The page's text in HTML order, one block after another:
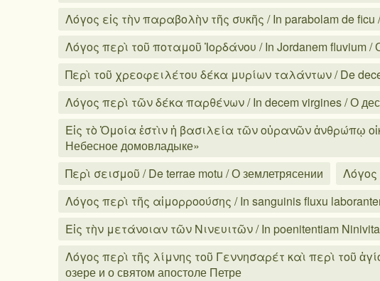
Λόγος εἰς τὴν παραβολὴν τῆς συκῆς / In parabolam de ficu
Λόγος περὶ τοῦ ποταμοῦ Ἰορδάνου / In Jordanem fluvium /
Περὶ τοῦ χρεοφειλέτου δέκα μυρίων ταλάντων / De
Λόγος περὶ τῶν δέκα παρθένων / In decem virgines / О
Εἰς τὸ Ὁμοία ἐστὶν ἡ βασιλεία τῶν οὐρανῶν ἀνθρώπῳ
Небесное домовладыке»
Περὶ σεισμοῦ / De terrae motu / О землетрясении
Λόγος
Λόγος περὶ τῆς αἱμορροούσης / In sanguinis fluxu
Εἰς τὴν μετάνοιαν τῶν Νινευιτῶν / In poenitentiam
Λόγος περὶ τῆς λίμνης τοῦ Γεννησαρέτ καὶ περὶ τοῦ
озере и о святом апостоле Петре